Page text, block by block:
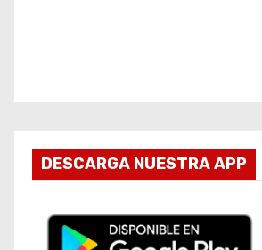
DESCARGA NUESTRA APP